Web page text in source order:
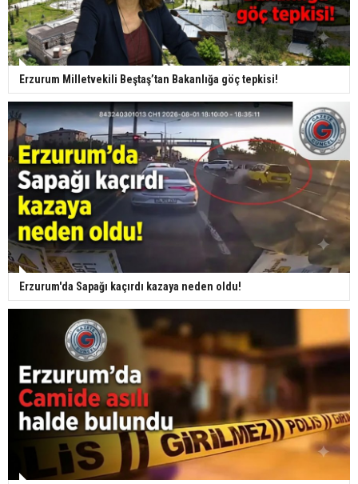
Erzurum Milletvekili Beştaş’tan Bakanlığa göç tepkisi!
Erzurum'da Sapağı kaçırdı kazaya neden oldu!